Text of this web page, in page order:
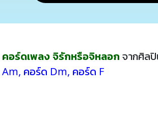
คอร์ดเพลง จิรักหรือจิหลอก จากศิล
Am, คอร์ด Dm, คอร์ด F